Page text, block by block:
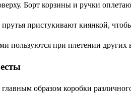
Борт корзины и ручки
пристукивают киянкой,
пользуются при плетении других
образом коробки